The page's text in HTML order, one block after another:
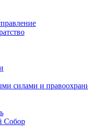
силами и
Собор